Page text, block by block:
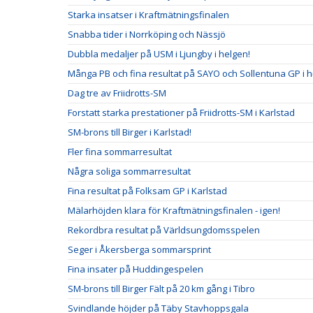
Starka insatser i Kraftmätningsfinalen
Snabba tider i Norrköping och Nässjö
Dubbla medaljer på USM i Ljungby i helgen!
Många PB och fina resultat på SAYO och Sollentuna GP i
Dag tre av Friidrotts-SM
Forstatt starka prestationer på Friidrotts-SM i Karlstad
SM-brons till Birger i Karlstad!
Fler fina sommarresultat
Några soliga sommarresultat
Fina resultat på Folksam GP i Karlstad
Mälarhöjden klara för Kraftmätningsfinalen - igen!
Rekordbra resultat på Världsungdomsspelen
Seger i Åkersberga sommarsprint
Fina insater på Huddingespelen
SM-brons till Birger Fält på 20 km gång i Tibro
Svindlande höjder på Täby Stavhoppsgala